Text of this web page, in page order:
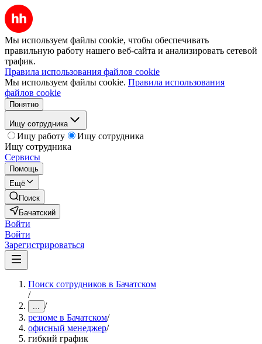
Мы используем файлы cookie, чтобы обеспечивать
правильную работу нашего веб-сайта и анализировать сетевой
трафик.
Правила использования файлов cookie
Мы используем файлы cookie. Правила использования
файлов cookie
Понятно
Ищу сотрудника
Ищу работу
Ищу сотрудника
Ищу сотрудника
Сервисы
Помощь
Ещё
Поиск
Бачатский
Войти
Войти
Зарегистрироваться
Поиск сотрудников в Бачатском
/
... /
резюме в Бачатском/
офисный менеджер/
гибкий график